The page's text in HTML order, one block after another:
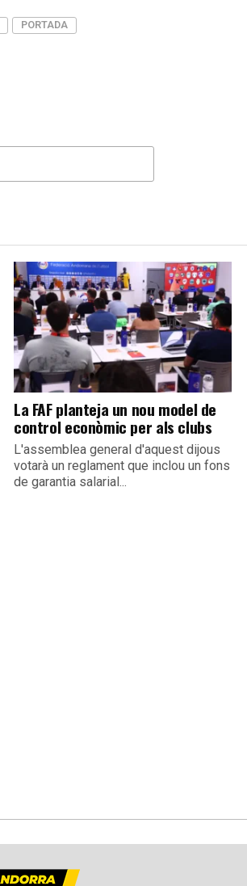
PORTADA
La FAF planteja un nou model de
control econòmic per als clubs
L'assemblea general d'aquest dijous
votarà un reglament que inclou un fons
de garantia salarial...